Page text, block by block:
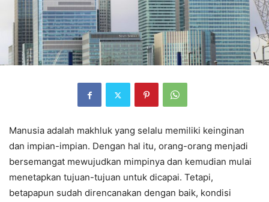
Manusia adalah makhluk yang selalu memiliki keinginan
dan impian-impian. Dengan hal itu, orang-orang menjadi
bersemangat mewujudkan mimpinya dan kemudian mulai
menetapkan tujuan-tujuan untuk dicapai. Tetapi,
betapapun sudah direncanakan dengan baik, kondisi